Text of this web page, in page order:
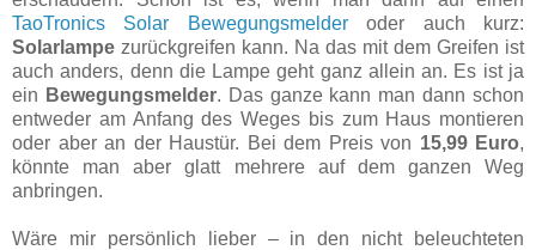
TaoTronics Solar Bewegungsmelderoder auch kurz:
Solarlampe zurückgreifen kann. Na das mit dem Greifen ist
auch anders, denn die Lampe geht ganz allein an. Es ist ja
ein Bewegungsmelder. Das ganze kann man dann schon
entweder am Anfang des Weges bis zum Haus montieren
oder aber an der Haustür. Bei dem Preis von 15,99 Euro,
könnte man aber glatt mehrere auf dem ganzen Weg
anbringen.
Wäre mir persönlich lieber – in den nicht beleuchteten